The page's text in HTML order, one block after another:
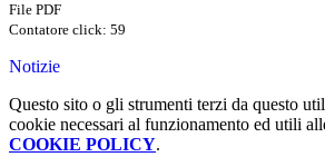
File PDF
Contatore click: 59
Notizie
Questo sito o gli strumenti terzi da questo
cookie necessari al funzionamento ed utili
COOKIE POLICY.